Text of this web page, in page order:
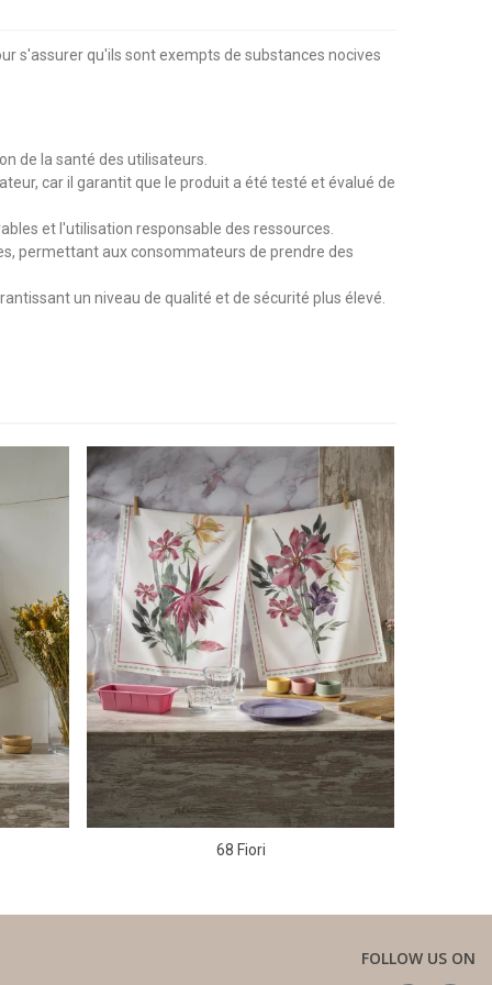
s'assurer qu'ils sont exempts de substances nocives
de la santé des utilisateurs.
car il garantit que le produit a été testé et évalué de
et l'utilisation responsable des ressources.
permettant aux consommateurs de prendre des
un niveau de qualité et de sécurité plus élevé.
68 Fiori
FOLLOW US ON